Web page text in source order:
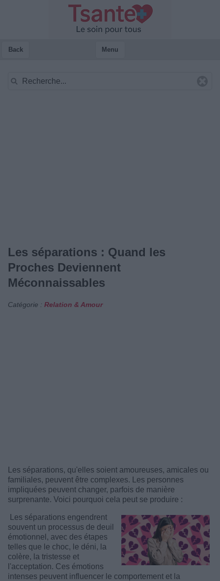
Back Menu
Les séparations : Quand les
Proches Deviennent
Méconnaissables
Catégorie : Relation & Amour
Les séparations, qu'elles soient amoureuses, amicales ou
familiales, peuvent être complexes. Les personnes
impliquées peuvent changer, parfois de manière
surprenante. Voici pourquoi cela peut se produire :
Les séparations engendrent
souvent un processus de deuil
émotionnel, avec des étapes
telles que le choc, le déni, la
colère, la tristesse et
l'acceptation. Ces émotions
intenses peuvent influencer le comportement et la